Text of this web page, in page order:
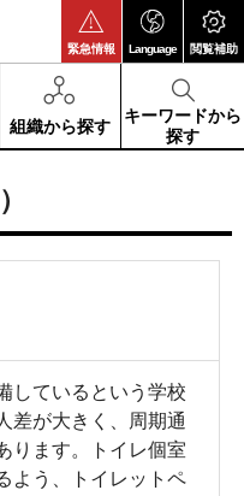
緊急情報 Language 閲覧補助
組織から探す
キーワードから
探す
しているという学校
差が大きく、周期通
ります。トイレ個室
よう、トイレットペ